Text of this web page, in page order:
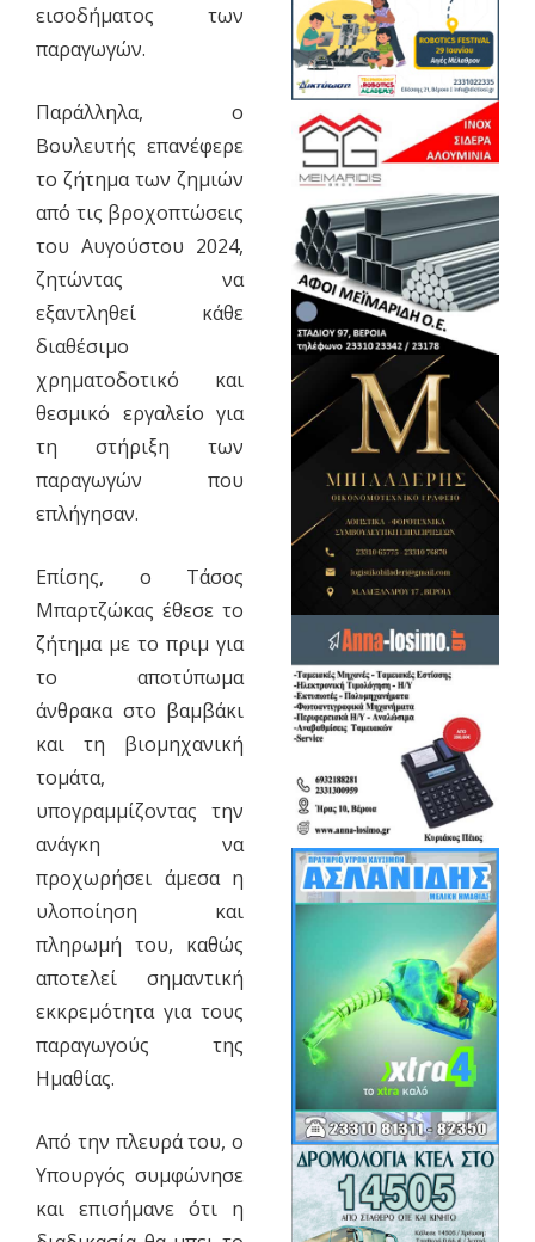
εισοδήματος των
παραγωγών.
Παράλληλα, ο
Βουλευτής επανέφερε
το ζήτημα των ζημιών
από τις βροχοπτώσεις
του Αυγούστου 2024,
ζητώντας να
εξαντληθεί κάθε
διαθέσιμο
χρηματοδοτικό και
θεσμικό εργαλείο για
τη στήριξη των
παραγωγών που
επλήγησαν.
Επίσης, ο Τάσος
Μπαρτζώκας έθεσε το
ζήτημα με το πριμ για
το αποτύπωμα
άνθρακα στο βαμβάκι
και τη βιομηχανική
τομάτα,
υπογραμμίζοντας την
ανάγκη να
προχωρήσει άμεσα η
υλοποίηση και
πληρωμή του, καθώς
αποτελεί σημαντική
εκκρεμότητα για τους
παραγωγούς της
Ημαθίας.
Από την πλευρά του, ο
Υπουργός συμφώνησε
και επισήμανε ότι η